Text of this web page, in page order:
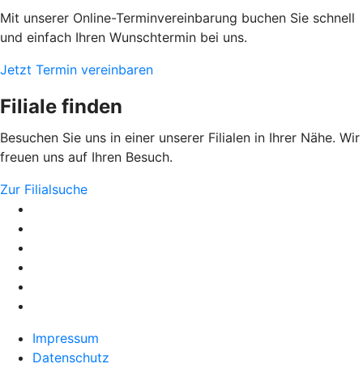
Mit unserer Online-Terminvereinbarung buchen Sie schnell
und einfach Ihren Wunschtermin bei uns.
Jetzt Termin vereinbaren
Filiale finden
Besuchen Sie uns in einer unserer Filialen in Ihrer Nähe. Wir
freuen uns auf Ihren Besuch.
Zur Filialsuche
Impressum
Datenschutz